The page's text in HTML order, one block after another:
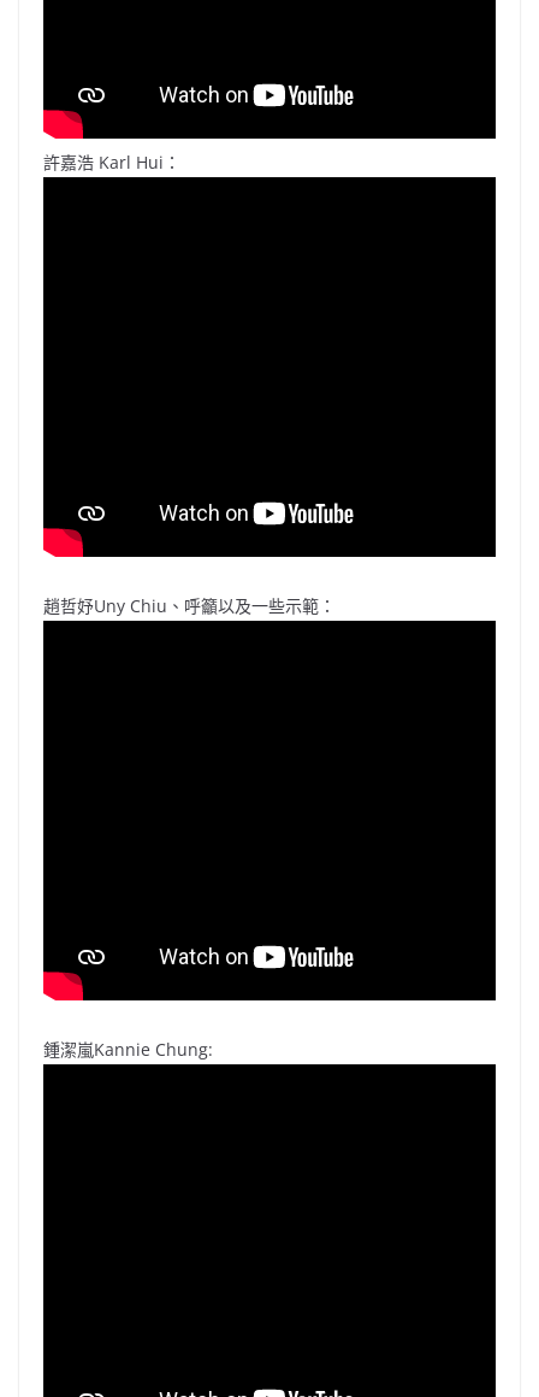
許嘉浩 Karl Hui：
趙哲妤Uny Chiu、呼籲以及一些示範：
鍾潔嵐Kannie Chung: